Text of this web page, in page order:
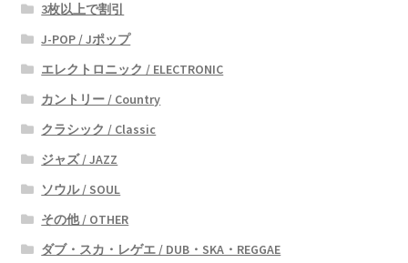
3枚以上で割引
J-POP / Jポップ
エレクトロニック / ELECTRONIC
カントリー / Country
クラシック / Classic
ジャズ / JAZZ
ソウル / SOUL
その他 / OTHER
ダブ・スカ・レゲエ / DUB・SKA・REGGAE